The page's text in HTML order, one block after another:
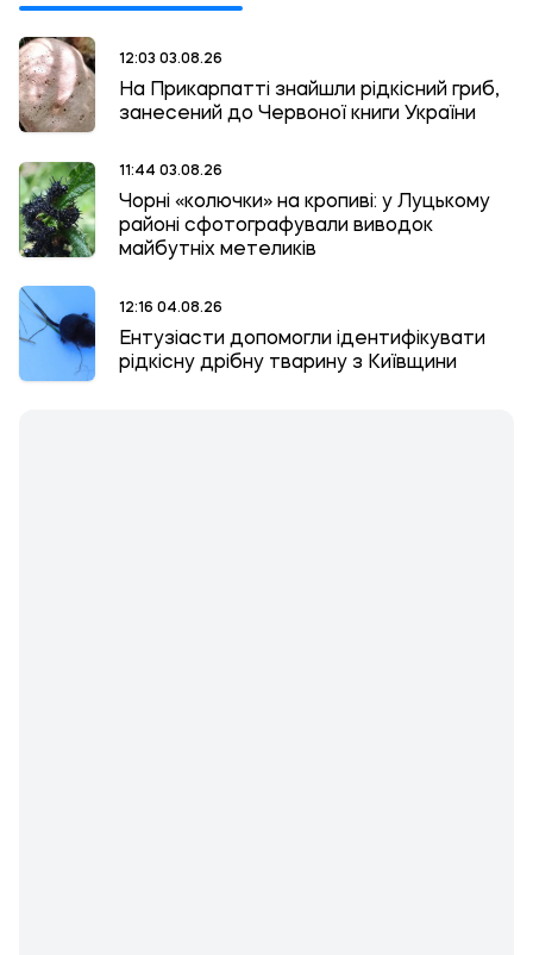
12:03 03.08.26
На Прикарпатті знайшли рідкісний гриб,
занесений до Червоної книги України
11:44 03.08.26
Чорні «колючки» на кропиві: у Луцькому
районі сфотографували виводок
майбутніх метеликів
12:16 04.08.26
Ентузіасти допомогли ідентифікувати
рідкісну дрібну тварину з Київщини